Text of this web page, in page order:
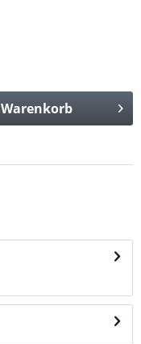
Warenkorb